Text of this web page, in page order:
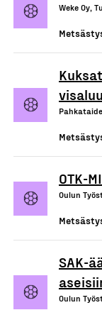
Weke Oy,
OTK-
Oulun
SAK-
Oulun